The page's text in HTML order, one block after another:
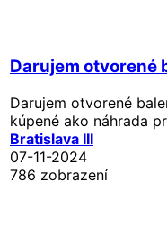
Darujem otvorené
Darujem otvorené
kúpené ako náhrada
Bratislava III
07-11-2024
786 zobrazení